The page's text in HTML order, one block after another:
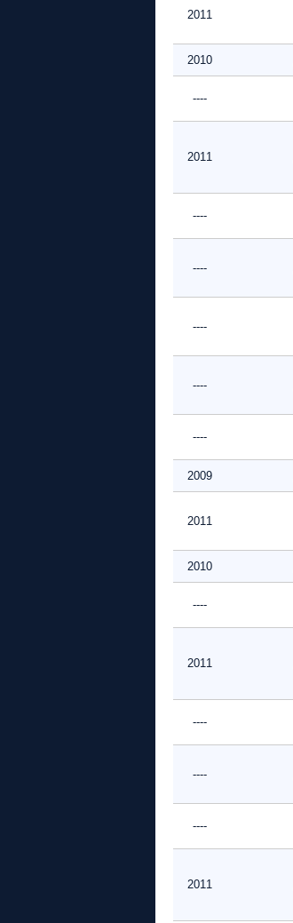
2011
2010
----
2011
----
----
----
----
----
2009
2011
2010
----
2011
----
----
----
2011